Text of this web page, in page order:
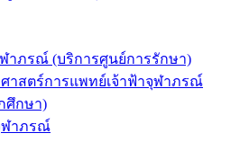
าภรณ์ (บริการศูนย์การรักษา)
าสตร์การแพทย์เจ้าฟ้าจุฬาภรณ์
ศึกษา)
ฬาภรณ์